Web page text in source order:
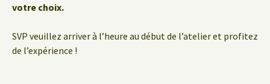
votre choix.
SVP veuillez arriver à l’heure au début de l’atelier et profitez
de l’expérience !